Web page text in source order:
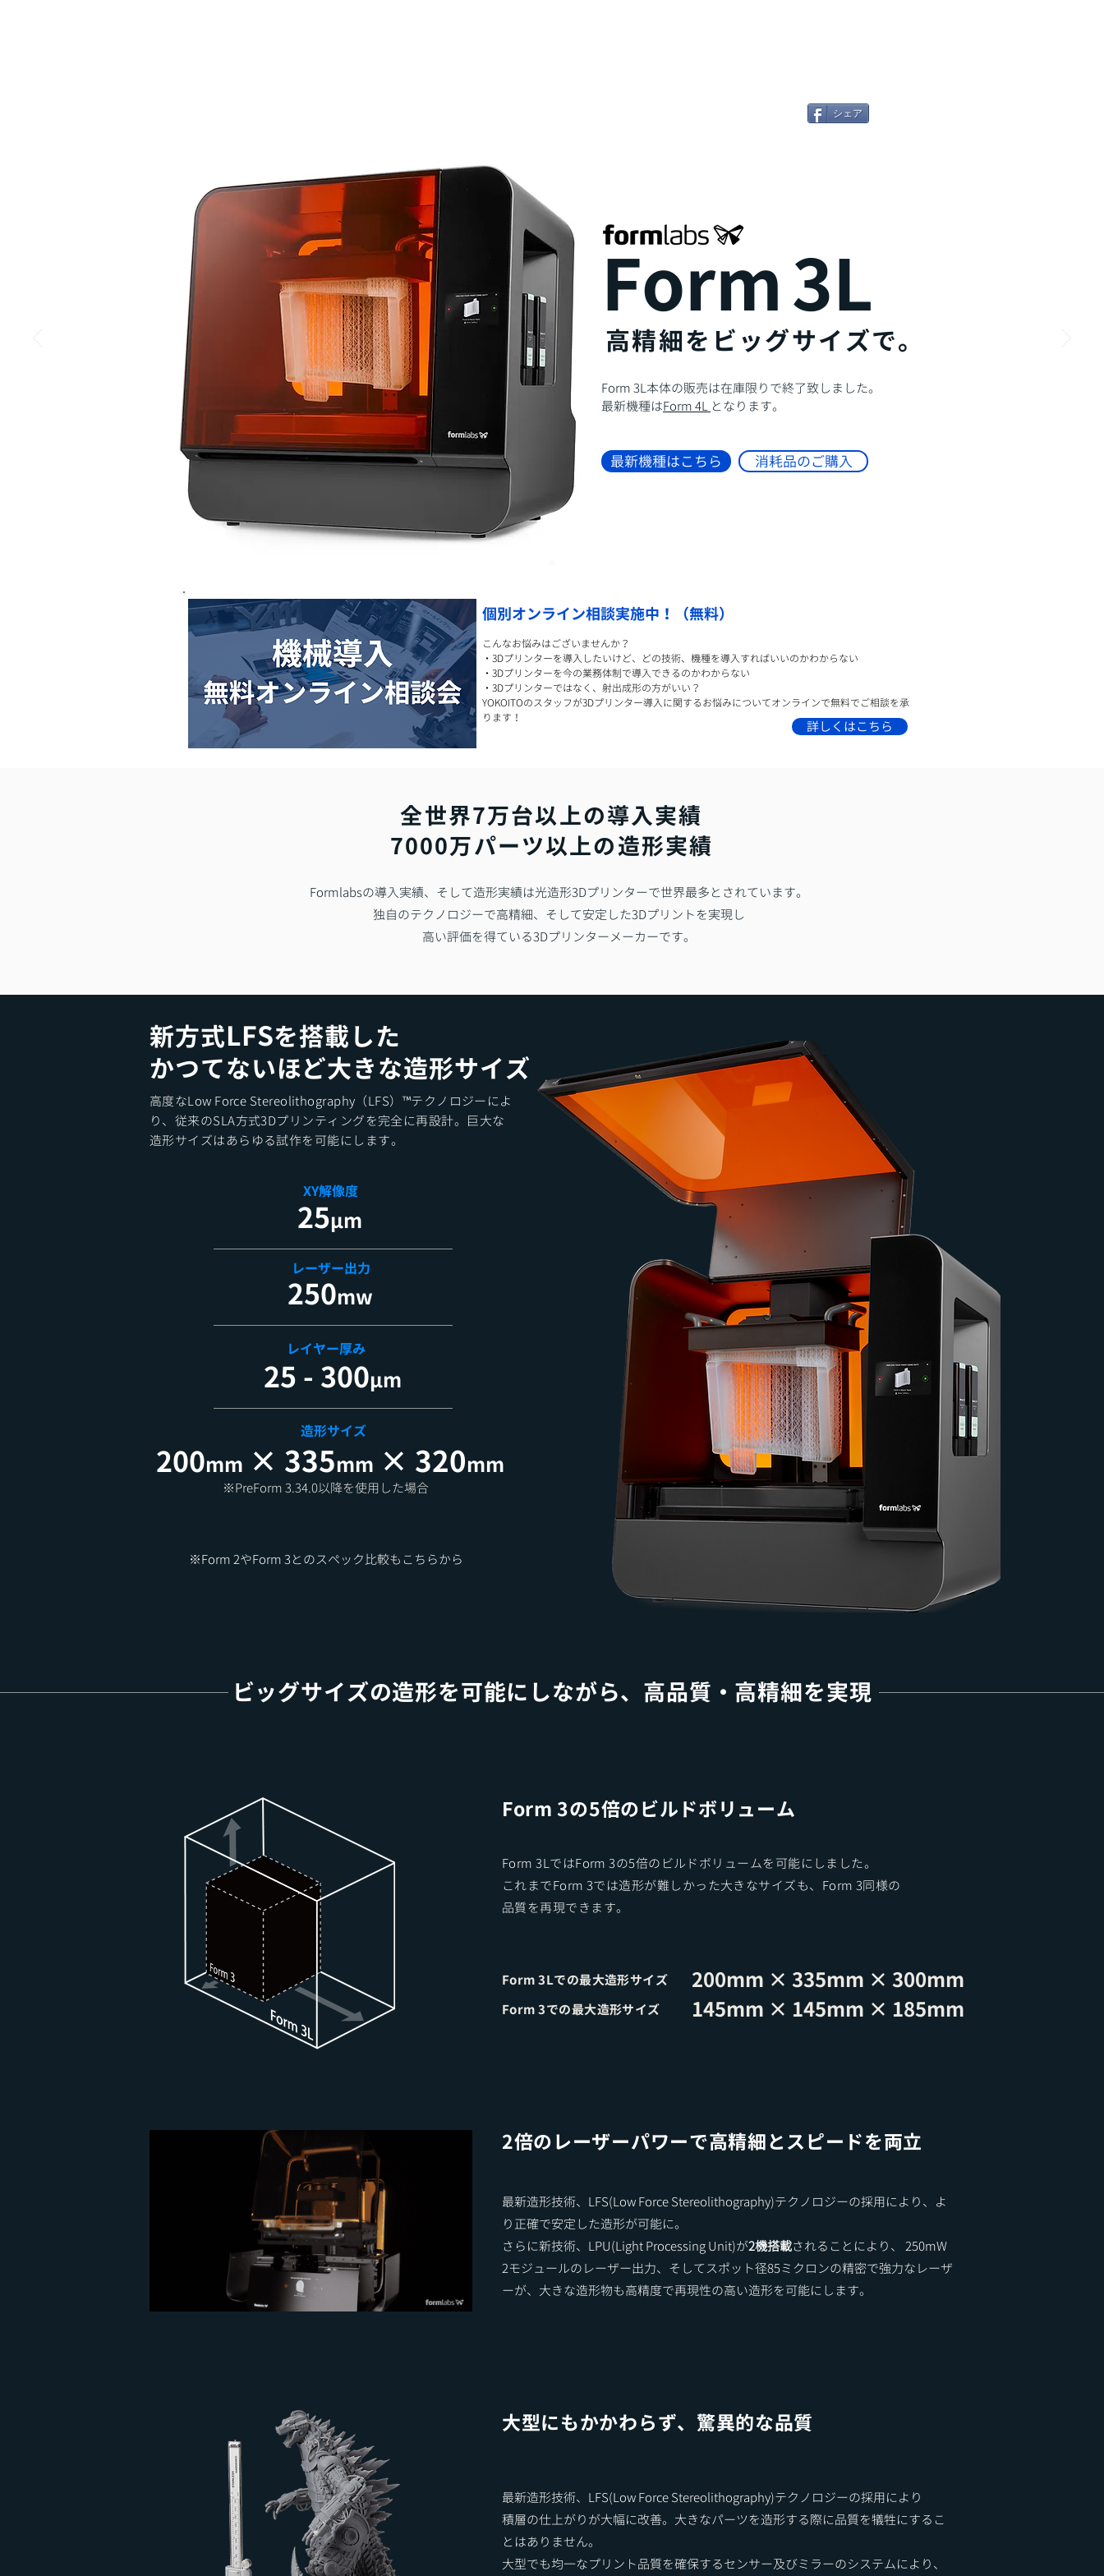
シェア
高精細をビッグサイズで​。
Form3L
Form 3L本体の販売は在庫限りで終了致しました。​
最新機種はForm 4L となります。
最新機種はこちら 消耗品のご購入
​個別オンライン相談実施中！（無料）
詳しくはこちら
こんなお悩みはございませんか？
・3Dプリンターを導入したいけど、どの技術、機種を導入すればいいのかわからない
・3Dプリンターを今の業務体制で導入できるのかわからない
・3Dプリンターではなく、射出成形の方がいい？
YOKOITOのスタッフが3Dプリンター導入に関するお悩みについてオンラインで無料でご相談を承
ります！
全世界7万台以上の導入実績
7000万パーツ以上の造形実績
Formlabsの導入実績、そして造形実績は光造形3Dプリンターで世界最多とされています。
独自のテクノロジーで高精細、そして安定した3Dプリントを実現し
高い評価を得ている3Dプリンターメーカーです。
新方式LFSを搭載した
かつてないほど大きな造形サイズ
高度なLow Force Stereolithography（LFS）™テクノロジーによ
り、従来のSLA方式3Dプリンティングを完全に再設計。巨大な
造形サイズはあらゆる試作を可能にします。
XY解像度
25μm
​レーザー出力
250mw
​レイヤー厚み
25 - 300μm
造形サイズ
200mm × 335mm × 320mm
​※PreForm 3.34.0以降を使用した場合
​※Form 2やForm 3とのスペック比較もこちらから
ビッグサイズの造形を可能にしながら、高品質・高精細を実現
Form 3の5倍のビルドボリューム
Form 3LではForm 3の5倍のビルドボリュームを可能にしました。
これまでForm 3では造形が難しかった大きなサイズも、 Form 3同様の
​品質を再現できます。
Form 3Lでの最大造形サイズ 200mm × 335mm × 300mm
Form 3での最大造形サイズ 145mm × 145mm × 185mm
​2倍のレーザーパワーで高精細とスピードを両立
最新造形技術、LFS(Low Force Stereolithography)テクノロジーの採用により、よ
り正確で安定した造形が可能に。
さらに新技術、LPU(Light Processing Unit)が2機搭載されることにより、 250mW
2モジュールのレーザー出力、そしてスポット径85ミクロンの精密で強力なレーザ
ーが、大きな造形物も高精度で再現性の高い造形を可能にします。
​大型にもかかわらず、驚異的な品質
最新造形技術、LFS(Low Force Stereolithography)テクノロジーの採用により
積層の仕上がりが大幅に改善。大きなパーツを造形する際に品質を犠牲にするこ
とはありません。
大型でも均一なプリント品質を確保するセンサー及びミラーのシステムにより、